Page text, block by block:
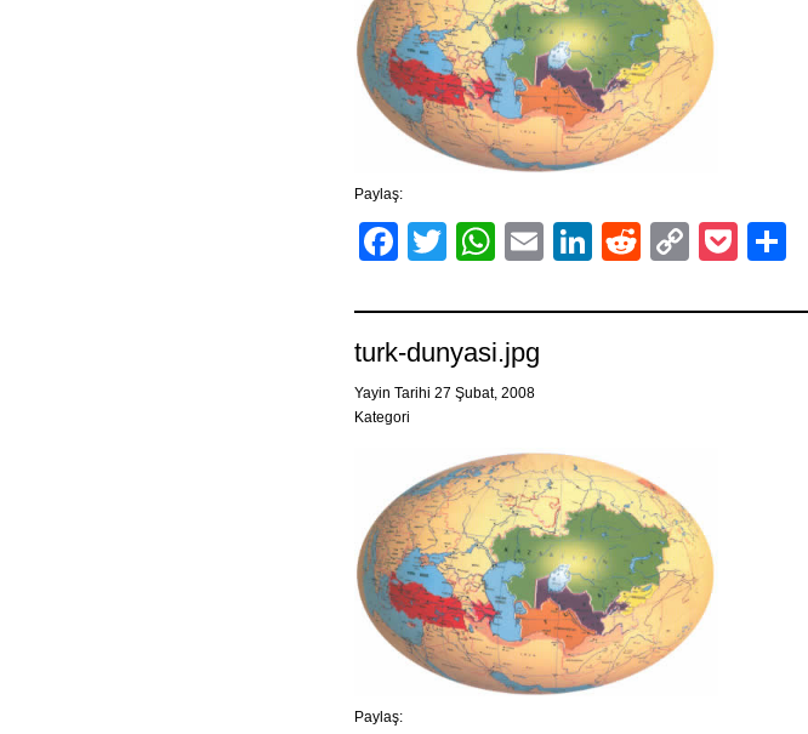
Paylaş:
Facebook
TwitterWhatsApp
EmailLinkedIn
RedditCopy
turk-dunyasi.jpg
Yayin Tarihi 27 Şubat, 2008
Kategori
Paylaş: